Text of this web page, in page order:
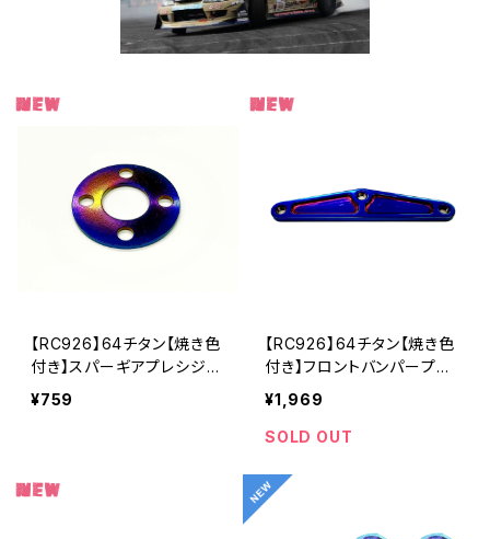
【RC926】64チタン【焼き色
付き】スパーギアプレシジョ
ンプレート RD/SD/MD
¥759
【RC926】64チタン【焼き色
付き】フロントバンパープレ
ート RD/SD等用 KN-R
DX05
¥1,969
SOLD OUT